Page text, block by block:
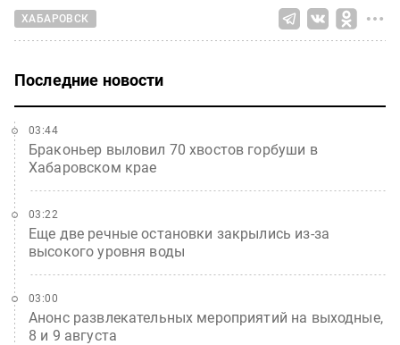
ХАБАРОВСК
Последние новости
Браконьер выловил 70 хвостов горбуши в
Хабаровском крае
03:44
Еще две речные остановки закрылись из-за
высокого уровня воды
03:22
Анонс развлекательных мероприятий на выходные,
8 и 9 августа
03:00